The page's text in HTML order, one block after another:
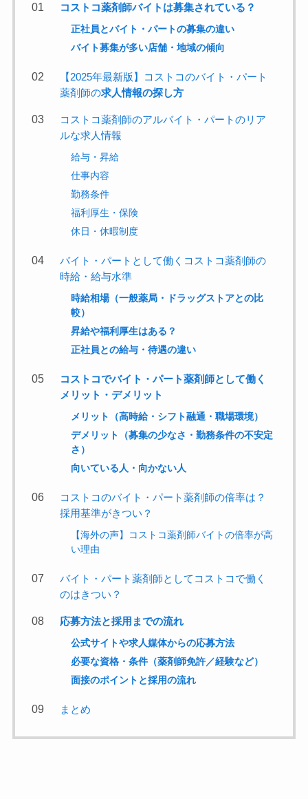
コストコ薬剤師バイトは募集されている？
正社員とバイト・パートの募集の違い
バイト募集が多い店舗・地域の傾向
【2025年最新版】コストコのバイト・パート
薬剤師の求人情報の探し方
コストコ薬剤師のアルバイト・パートのリア
ルな求人情報
給与・昇給
仕事内容
勤務条件
福利厚生・保険
休日・休暇制度
バイト・パートとして働くコストコ薬剤師の
時給・給与水準
時給相場（一般薬局・ドラッグストアとの比
較）
昇給や福利厚生はある？
正社員との給与・待遇の違い
コストコでバイト・パート薬剤師として働く
メリット・デメリット
メリット（高時給・シフト融通 ・職場環境）
デメリット（募集の少なさ ・勤務条件の不安定
さ）
向いている人・向かない人
コストコのバイト・パート薬剤師の倍率は？
採用基準がきつい？
【海外の声】コストコ薬剤師バイトの倍率が高
い理由
バイト・パート薬剤師としてコストコで働く
のはきつい？
応募方法と採用までの流れ
公式サイトや求人媒体からの応募方法
必要な資格・条件（薬剤師免許／経験など）
面接のポイントと採用の流れ
まとめ